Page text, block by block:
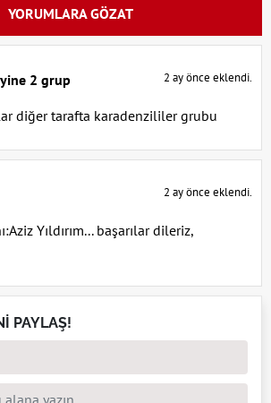
YORUMLARA GÖZAT
2 grup 2 ay önce eklendi.
diğer tarafta karadenzililer grubu
2 ay önce eklendi.
Yıldırım... başarılar dileriz,
PAYLAŞ!